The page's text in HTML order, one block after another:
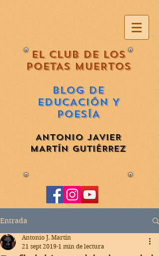
EL CLUB DE LOS
POETAS MUERTOS
BLOG DE
EDUCACIÓN Y
POESÍA
ANTONIO JAVIER
MARTÍN GUTIÉRREZ
Entrada
Antonio J. Martín
21 sept 2019 1 min de lectura